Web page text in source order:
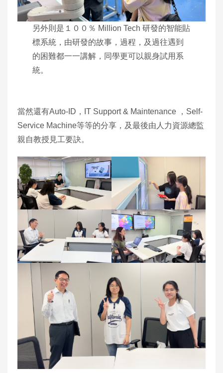
另外則是１００％ Million Tech 研發的智能貼
標系統，由研發的故事，過程，及過往遇到
的困難都一一講解，同學更可以親身試用系
統。
當然還有Auto-ID，IT Support & Maintenance ，Self-
Service Machine等等的分享，及最後由人力資源總監
親自教授見工要訣。